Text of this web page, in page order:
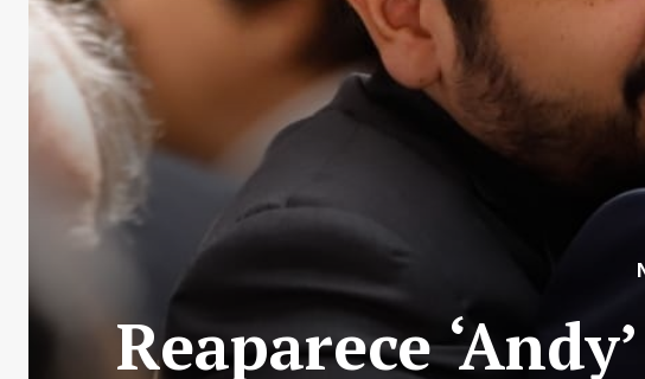
Reaparece